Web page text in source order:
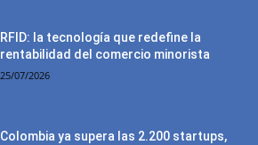
RFID: la tecnología que redefine la
rentabilidad del comercio minorista
25/07/2026
Colombia ya supera las 2.200 startups,